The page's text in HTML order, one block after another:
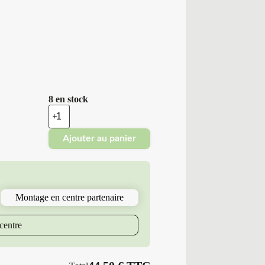
8 en stock
quantité
de
Minerva
Pneus
Neufs
81
T
Ajouter au panier
Montage en centre partenaire